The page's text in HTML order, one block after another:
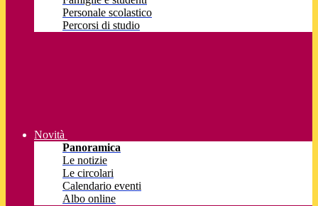
Personale scolastico
Percorsi di studio
Novità
Panoramica
Le notizie
Le circolari
Calendario eventi
Albo online